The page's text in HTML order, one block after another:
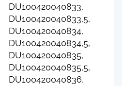
DU100420040833,
DU100420040833,5,
DU100420040834,
DU100420040834,5,
DU100420040835,
DU100420040835,5,
DU100420040836,